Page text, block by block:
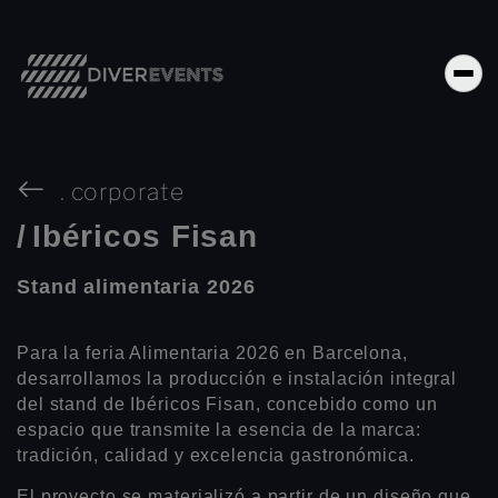
. corporate
/ Ibéricos Fisan
Stand alimentaria 2026
Para la feria Alimentaria 2026 en Barcelona,
desarrollamos la producción e instalación integral
del stand de Ibéricos Fisan, concebido como un
espacio que transmite la esencia de la marca:
tradición, calidad y excelencia gastronómica.